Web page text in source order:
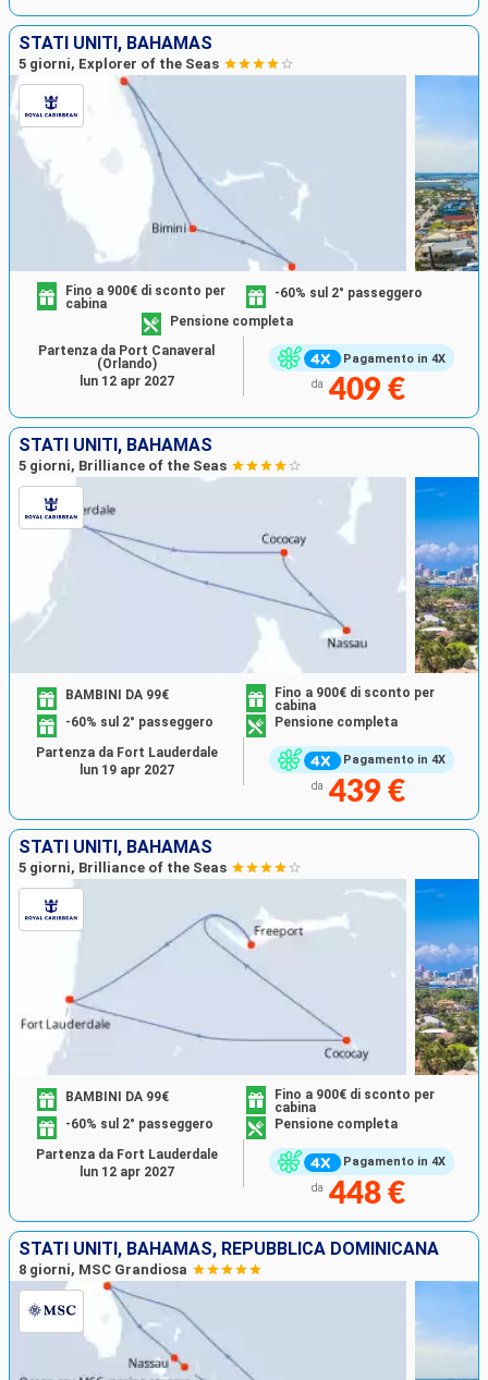
STATI UNITI, BAHAMAS
5 giorni, Explorer of the Seas
Pagamento in 4X
Fino a 900€ di sconto per
cabina
-60% sul 2° passeggero
Pensione completa
da 409 €
Partenza da Port Canaveral
(Orlando)
lun 12 apr 2027
STATI UNITI, BAHAMAS
5 giorni, Brilliance of the Seas
Pagamento in 4X
BAMBINI DA 99€
Fino a 900€ di sconto per
cabina
-60% sul 2° passeggero
Pensione completa
da 439 €
Partenza da Fort Lauderdale
lun 19 apr 2027
STATI UNITI, BAHAMAS
5 giorni, Brilliance of the Seas
Pagamento in 4X
BAMBINI DA 99€
Fino a 900€ di sconto per
cabina
-60% sul 2° passeggero
Pensione completa
da 448 €
Partenza da Fort Lauderdale
lun 12 apr 2027
STATI UNITI, BAHAMAS, REPUBBLICA DOMINICANA
8 giorni, MSC Grandiosa